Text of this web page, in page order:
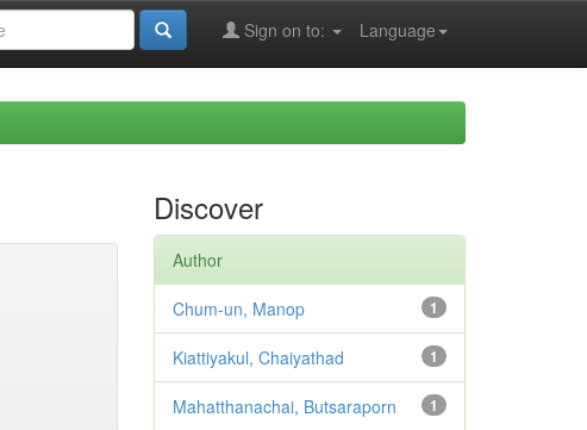
Language
Sign on to:
Discover
Author
1
Chum-un, Manop
1
Kiattiyakul, Chaiyathad
1
Mahatthanachai, Butsaraporn